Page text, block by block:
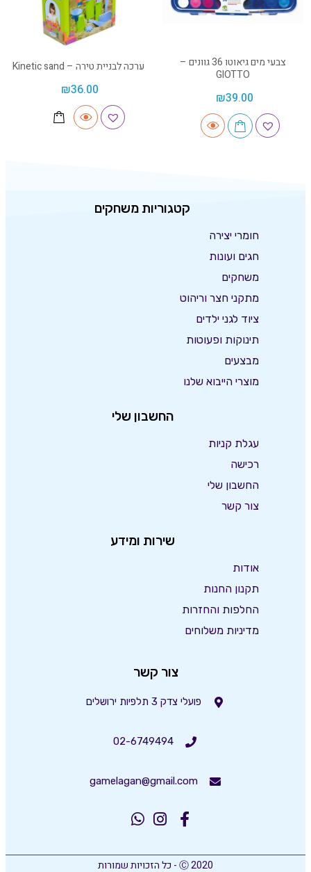
צבעי מים גיאוטו 36 גוונים –
GIOTTO
₪39.00
ערכה לבניית טירה – Kinetic sand
₪36.00
קטגוריות משחקים
חומרי יצירה
חגים ועונות
משחקים
מתקני חצר וריהוט
ציוד לגני ילדים
תינוקות ופעוטות
מבצעים
מוצרי הייבוא שלנו
החשבון שלי
עגלת קניות
רכישה
החשבון שלי
צור קשר
שירות ומידע
אודות
תקנון החנות
החלפות והחזרות
מדיניות משלוחים
צור קשר
פועלי צדק 3 תלפיות ירושלים
02-6749494
gamelagan@gmail.com
Ⓒ 2020 - כל הזכויות שמורות